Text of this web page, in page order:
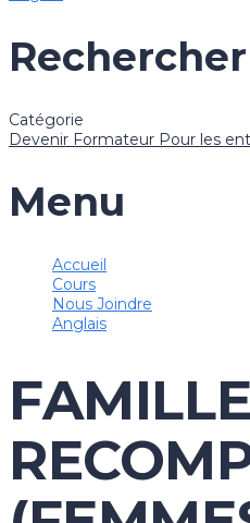
Rechercher
Catégorie
Devenir Formateur Pour les
Menu
Accueil
Cours
Nous Joindre
Anglais